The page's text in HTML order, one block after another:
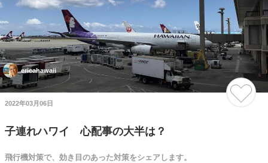
ericahawaii
2022年03月06日
子連れハワイ 心配事の大半は？
飛行機対策で、効き目のあった対策をシェアします。